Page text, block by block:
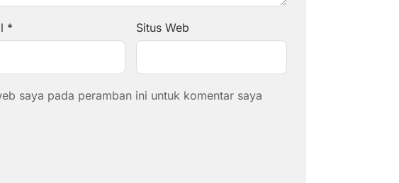
* Situs Web
saya pada peramban ini untuk komentar saya